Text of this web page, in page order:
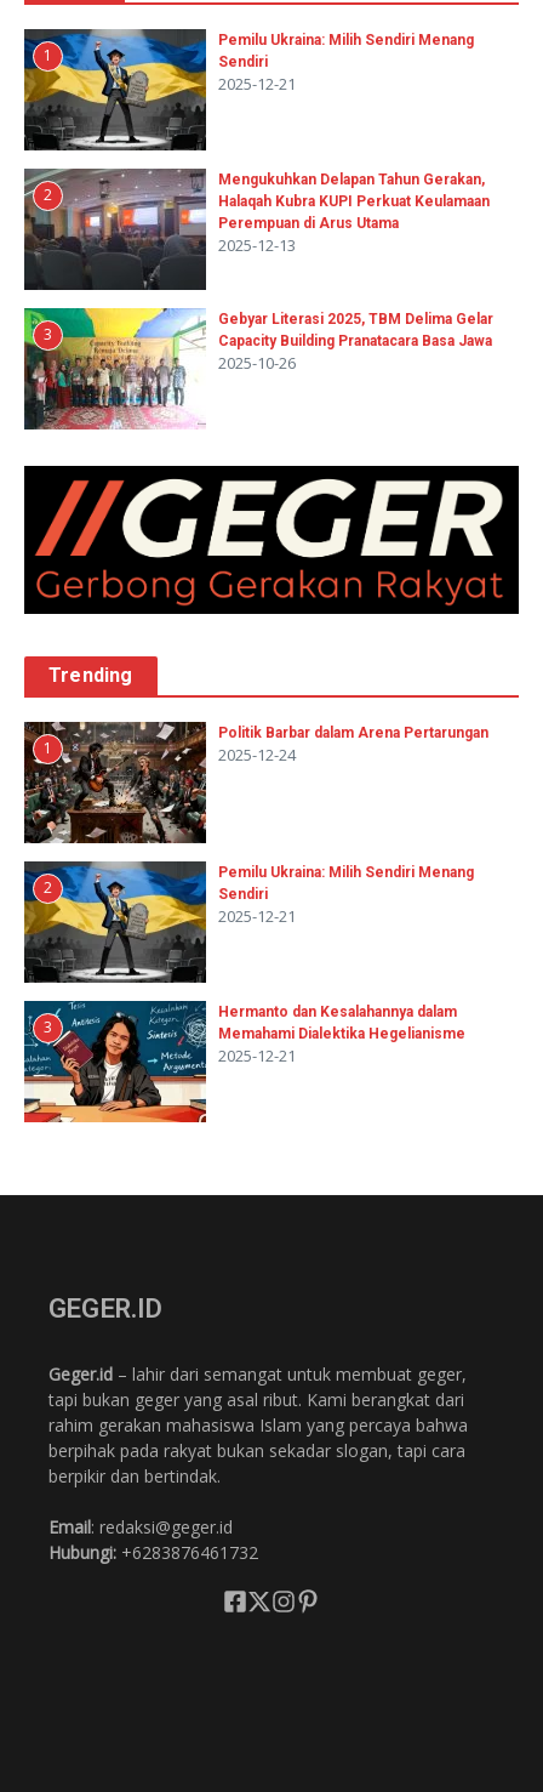
1
Pemilu Ukraina: Milih Sendiri Menang
Sendiri
2025-12-21
2
Mengukuhkan Delapan Tahun Gerakan,
Halaqah Kubra KUPI Perkuat Keulamaan
Perempuan di Arus Utama
2025-12-13
3
Gebyar Literasi 2025, TBM Delima Gelar
Capacity Building Pranatacara Basa Jawa
2025-10-26
Trending
1
Politik Barbar dalam Arena Pertarungan
2025-12-24
2
Pemilu Ukraina: Milih Sendiri Menang
Sendiri
2025-12-21
3
Hermanto dan Kesalahannya dalam
Memahami Dialektika Hegelianisme
2025-12-21
GEGER.ID
Geger.id – lahir dari semangat untuk membuat geger,
tapi bukan geger yang asal ribut. Kami berangkat dari
rahim gerakan mahasiswa Islam yang percaya bahwa
berpihak pada rakyat bukan sekadar slogan, tapi cara
berpikir dan bertindak.
Email: redaksi@geger.id
Hubungi: +6283876461732